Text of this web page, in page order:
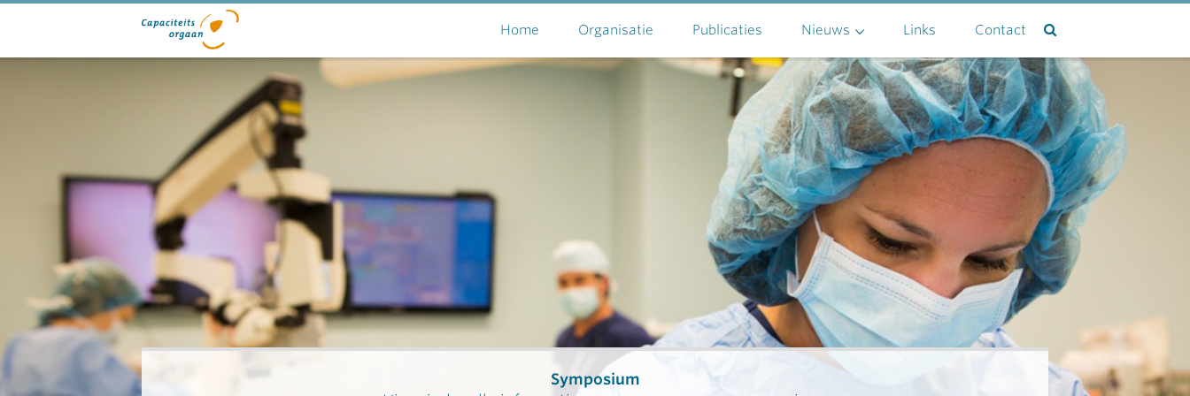
Home Organisatie Publicaties Nieuws Links Contact
Symposium